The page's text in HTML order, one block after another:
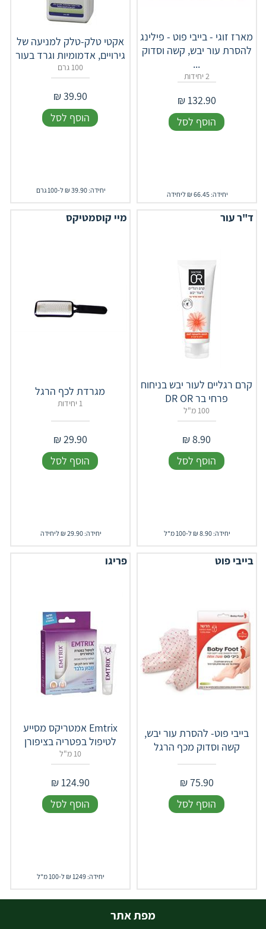
מארז זוגי - בייבי פוט - פילינג
להסרת עור יבש, קשה וסדוק
...
2 יחידות
132.90
₪
הוסף לסל
יחידה: 66.45 ₪ ליחידה
אקטי טלק-טלק למניעה של
גירויים, אדמומיות וגרד בעור
100 גרם
39.90
₪
הוסף לסל
יחידה: 39.90 ₪ ל-100 גרם
ד"ר עור
קרם רגליים לעור יבש בניחוח
פרחי בר DR OR
100 מ"ל
8.90
₪
הוסף לסל
יחידה: 8.90 ₪ ל-100 מ"ל
מיי קוסמטיקס
מגרדת לכף הרגל
1 יחידות
29.90
₪
הוסף לסל
יחידה: 29.90 ₪ ליחידה
בייבי פוט
בייבי פוט- להסרת עור יבש,
קשה וסדוק מכף הרגל
75.90
₪
הוסף לסל
פריגו
Emtrix אמטריקס מסייע
לטיפול בפטריה בציפורן
10 מ"ל
124.90
₪
הוסף לסל
יחידה: 1249 ₪ ל-100 מ"ל
מפת אתר